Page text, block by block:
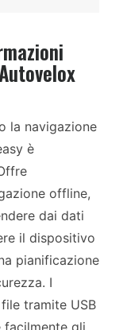
la navigazione
è
offline,
dai dati
il dispositivo
pianificazione
I
tramite USB
gli